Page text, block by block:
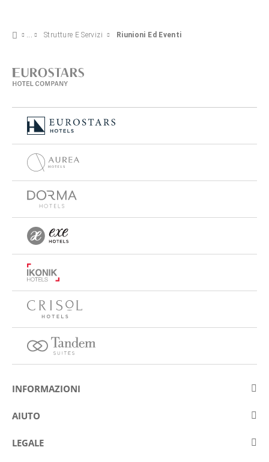
Strutture E Servizi Riunioni Ed Eventi
INFORMAZIONI
Su Eurostars Hotel Company
Concorsis
AIUTO
Contattare
LEGALE